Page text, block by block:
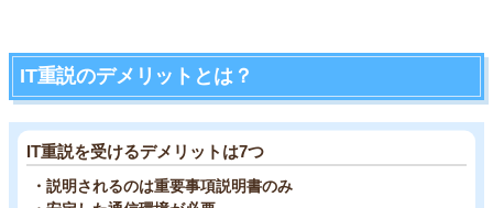
IT重説のデメリットとは？
IT重説を受けるデメリットは7つ
・説明されるのは重要事項説明書のみ